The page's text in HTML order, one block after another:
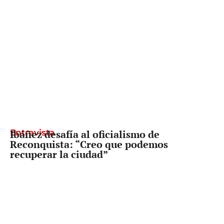
Entrevista
Ibáñez desafía al oficialismo de
Reconquista: “Creo que podemos
recuperar la ciudad”